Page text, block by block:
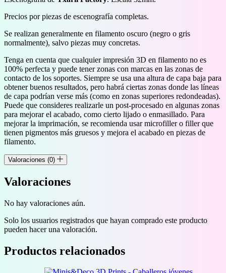
Precios por piezas de escenografía completas.
Se realizan generalmente en filamento oscuro (negro o gris
normalmente), salvo piezas muy concretas.
Tenga en cuenta que cualquier impresión 3D en filamento no es
100% perfecta y puede tener zonas con marcas en las zonas de
contacto de los soportes. Siempre se usa una altura de capa baja para
obtener buenos resultados, pero habrá ciertas zonas donde las líneas
de capa podrían verse más (como en zonas superiores redondeadas).
Puede que consideres realizarle un post-procesado en algunas zonas
para mejorar el acabado, como cierto lijado o enmasillado. Para
mejorar la imprimación, se recomienda usar microfiller o filler que
tienen pigmentos más gruesos y mejora el acabado en piezas de
filamento.
Valoraciones (0)
Valoraciones
No hay valoraciones aún.
Solo los usuarios registrados que hayan comprado este producto
pueden hacer una valoración.
Productos relacionados